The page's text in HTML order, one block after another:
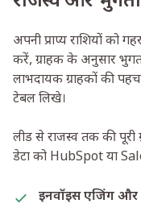
अपनी प्राप्य राशियों को
करें, ग्राहक के अनुसार
लाभदायक ग्राहकों की
टेबल लिखे।
लीड से राजस्व तक की पूरी
डेटा को HubSpot या
इनवॉइस एजिंग और